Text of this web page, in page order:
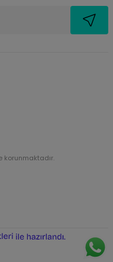
korunmaktadır.
e-
hazırlandı.